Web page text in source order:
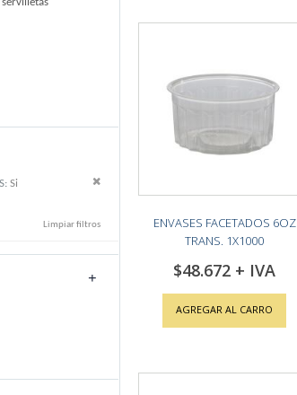
ENVASES FACETADOS 6OZ
TRANS. 1X1000
$48.672
AGREGAR AL CARRO
Si Remove This Item
Limpiar filtros